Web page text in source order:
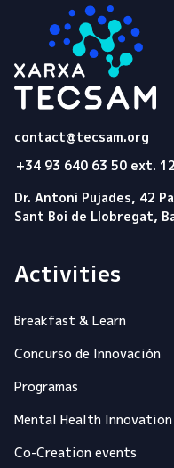
contact@tecsam.org
+34 93 640 63 50 ext.
Dr. Antoni Pujades, 42
Sant Boi de Llobregat,
Activities
Breakfast & Learn
Concurso de Innovación
Programas
Mental Health Innovation
Co-Creation events